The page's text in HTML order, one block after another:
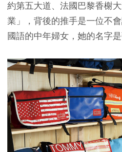
約第五大道、法國巴黎香榭
業」，背後的推手是一位不
國語的中年婦女，她的名字是